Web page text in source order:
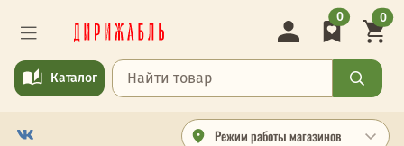
Режим работы магазинов
Каталог
0 0